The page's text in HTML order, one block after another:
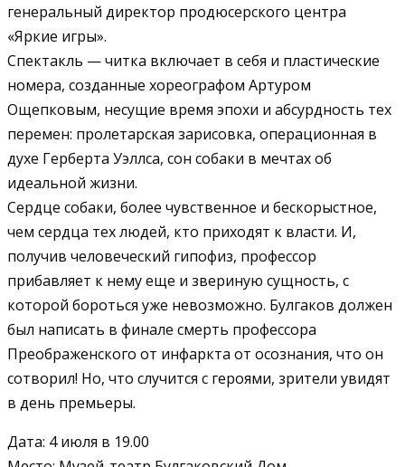
генеральный директор продюсерского центра
«Яркие игры».
Спектакль — читка включает в себя и пластические
номера, созданные хореографом Артуром
Ощепковым, несущие время эпохи и абсурдность тех
перемен: пролетарская зарисовка, операционная в
духе Герберта Уэллса, сон собаки в мечтах об
идеальной жизни.
Сердце собаки, более чувственное и бескорыстное,
чем сердца тех людей, кто приходят к власти. И,
получив человеческий гипофиз, профессор
прибавляет к нему еще и звериную сущность, с
которой бороться уже невозможно. Булгаков должен
был написать в финале смерть профессора
Преображенского от инфаркта от осознания, что он
сотворил! Но, что случится с героями, зрители увидят
в день премьеры.
Дата: 4 июля в 19.00